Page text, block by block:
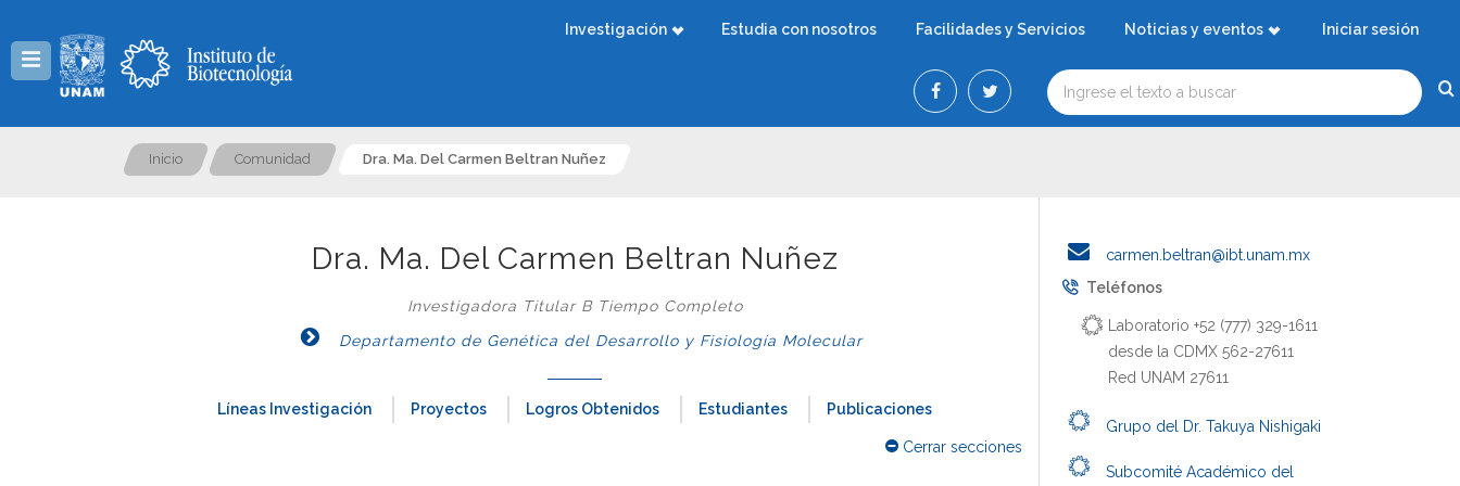
Investigación Estudia con nosotros Facilidades y Servicios Noticias y eventos Iniciar sesión
Inicio Comunidad Dra. Ma. Del Carmen Beltran Nuñez
Dra. Ma. Del Carmen Beltran Nuñez
Investigadora Titular B Tiempo Completo
Departamento de Genética del Desarrollo y Fisiología Molecular
Líneas Investigación Proyectos Logros Obtenidos Estudiantes Publicaciones
Cerrar secciones
carmen.beltran@ibt.unam.mx
Teléfonos
Laboratorio +52 (777) 329-1611
desde la CDMX 562-27611
Red UNAM 27611
Grupo del Dr. Takuya Nishigaki
Subcomité Académico del